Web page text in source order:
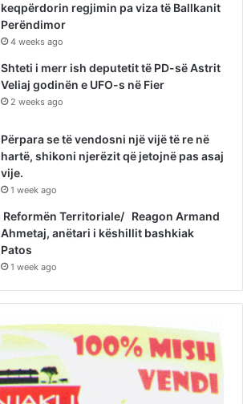
keqpërdorin regjimin pa viza të Ballkanit
Perëndimor
4 weeks ago
Shteti i merr ish deputetit të PD-së Astrit
Veliaj godinën e UFO-s në Fier
2 weeks ago
Përpara se të vendosni një vijë të re në
hartë, shikoni njerëzit që jetojnë pas asaj
vije.
1 week ago
Reformën Territoriale/ Reagon Armand
Ahmetaj, anëtari i këshillit bashkiak
Patos
1 week ago